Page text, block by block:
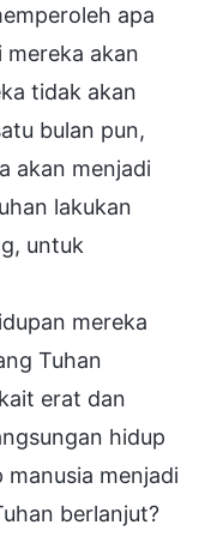
apa
akan
tidak akan
bulan pun,
akan menjadi
lakukan
untuk
mereka
Tuhan
erat dan
hidup
menjadi
berlanjut?